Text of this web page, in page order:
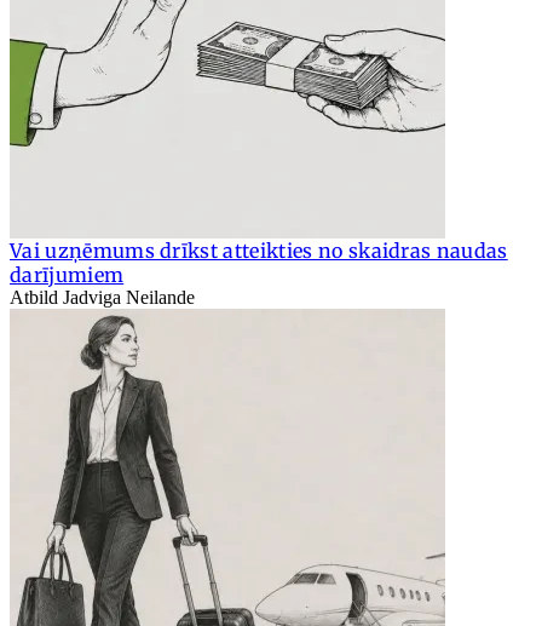
Vai uzņēmums drīkst atteikties no skaidras naudas
darījumiem
Atbild Jadviga Neilande